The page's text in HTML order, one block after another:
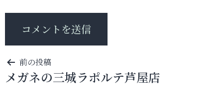
投
稿
前の投稿
メガネの三城ラポルテ芦屋店